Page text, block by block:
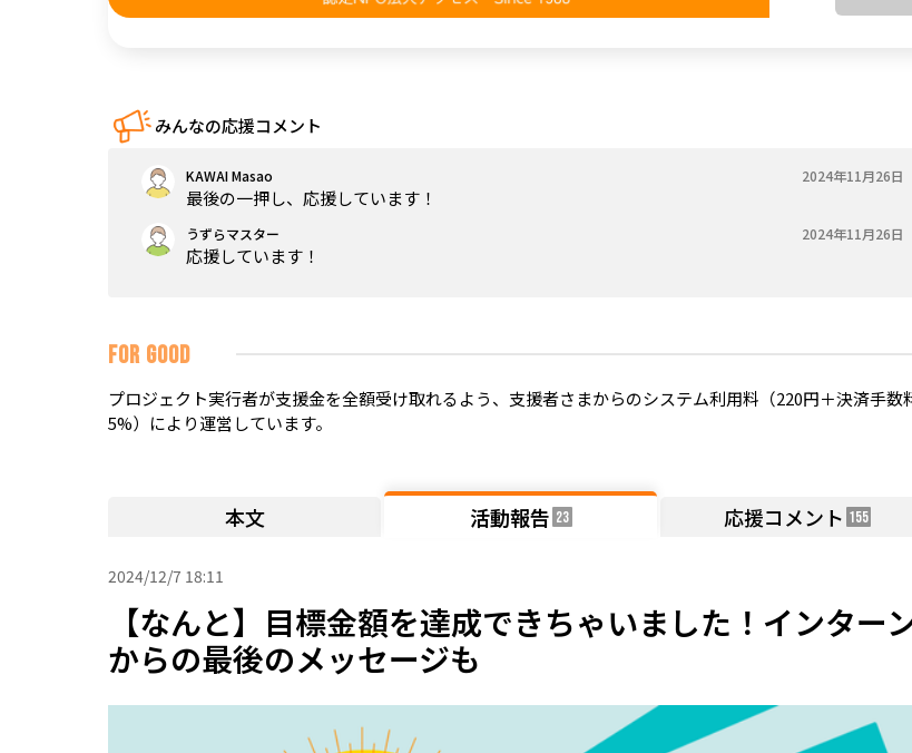
みんなの応援コメント
KAWAI Masao 2024年11月26日
最後の一押し、応援しています！
うずらマスター 2024年11月26日
応援しています！
FOR GOOD
プロジェクト実行者が支援金を全額受け取れるよう、支援者さまからのシステム利用料（220円＋決済手数
5%）により運営しています。
本文 活動報告 23 応援コメント 155
2024/12/7 18:11
【なんと】目標金額を達成できちゃいました！インター
からの最後のメッセージも